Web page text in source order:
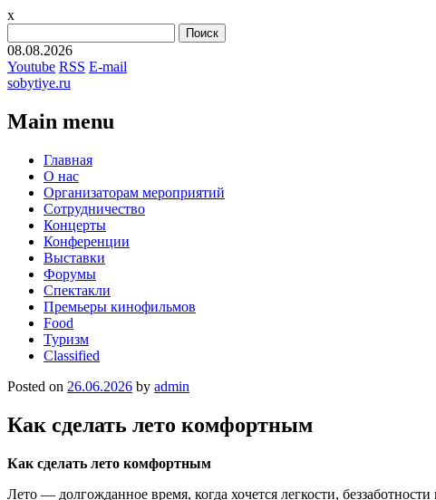
x
08.08.2026
Youtube RSS E-mail
sobytiye.ru
Main menu
Skip
content
Главная
О нас
Организаторам мероприятий
Сотрудничество
Концерты
Конференции
Выставки
Форумы
Спектакли
Премьеры кинофильмов
Food
Туризм
Сlassified
Posted on 26.06.2026 by admin
Как сделать лето комфортным
Как сделать лето комфортным
Лето — долгожданное время, когда хочется легкости,